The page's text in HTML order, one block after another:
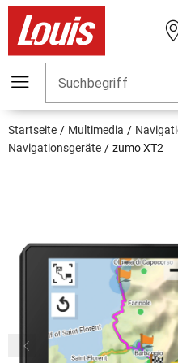
Suchbegriff
Startseite Multimedia
Navigationsgeräte
zumo XT2